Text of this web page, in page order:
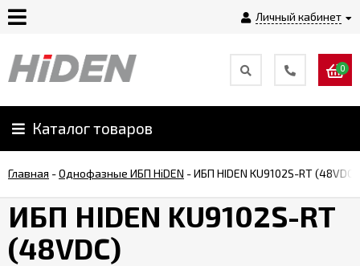
Личный кабинет
Главная
О
Оплата
0
Каталог товаров
Главная -Однофазные ИБП HiDEN -ИБП HIDEN KU9102S-RT (48VDC)
ИБП HIDEN KU9102S-RT
(48VDC)